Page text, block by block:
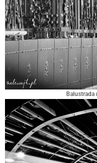
Balustrada